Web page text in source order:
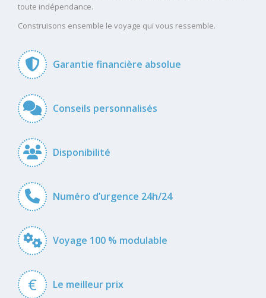
toute indépendance.
Construisons ensemble le voyage qui vous ressemble.
Garantie financière absolue
Conseils personnalisés
Disponibilité
Numéro d’urgence 24h/24
Voyage 100 % modulable
€ Le meilleur prix